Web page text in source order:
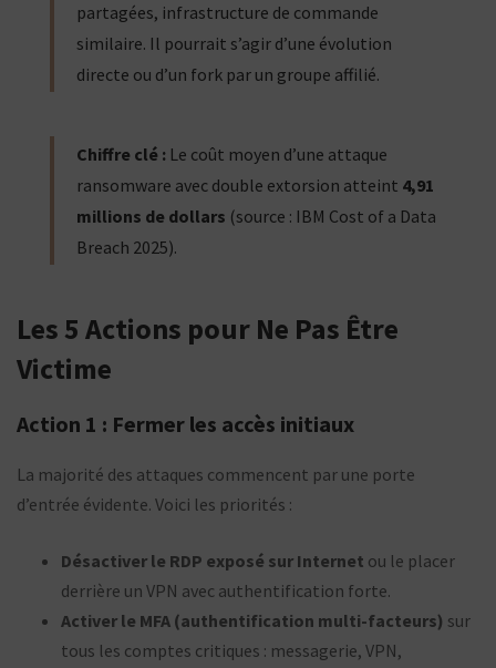
partagées, infrastructure de commande
similaire. Il pourrait s’agir d’une évolution
directe ou d’un fork par un groupe affilié.
Chiffre clé : Le coût moyen d’une attaque
ransomware avec double extorsion atteint 4,91
millions de dollars (source : IBM Cost of a Data
Breach 2025).
Les 5 Actions pour Ne Pas Être
Victime
Action 1 : Fermer les accès initiaux
La majorité des attaques commencent par une porte
d’entrée évidente. Voici les priorités :
Désactiver le RDP exposé sur Internet ou le placer
derrière un VPN avec authentification forte.
Activer le MFA (authentification multi-facteurs) sur
tous les comptes critiques : messagerie, VPN,